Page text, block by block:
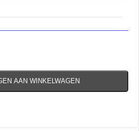
AAN WINKELWAGEN